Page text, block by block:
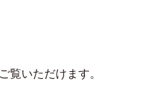
覧いただけます。